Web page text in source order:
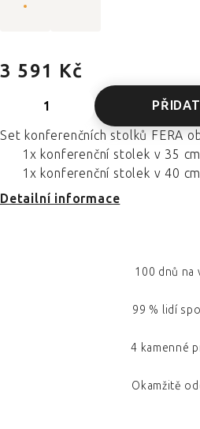
3 591 Kč
Set konferenčních stolků FERA
1x konferenční stolek v 35
1x konferenční stolek v 40
Detailní informace
100 dnů na
99 % lidí
4 kamenné
Okamžitě